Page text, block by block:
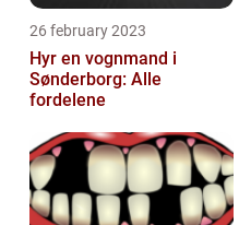
26 february 2023
Hyr en vognmand i
Sønderborg: Alle
fordelene